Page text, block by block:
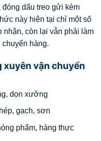
đóng dấu treo gửi kèm
này hiện tại chỉ một số
còn lại vẫn phải làm
hàng.
vận chuyển
dọn xưởng
gạch, sơn
phẩm, hàng thực